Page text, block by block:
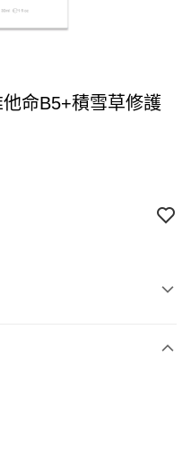
他命B5+積雪草修護